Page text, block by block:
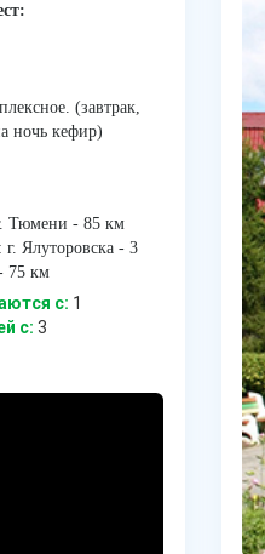
(завтрак,
ночь кефир)
Тюмени - 85 км
Ялуторовска - 3
75 км
с: 1
c: 3